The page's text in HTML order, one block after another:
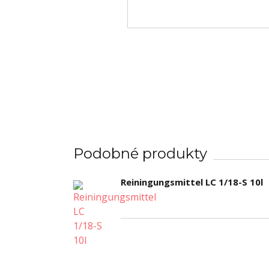
Podobné produkty
Reiningungsmittel LC 1/18-S 10l